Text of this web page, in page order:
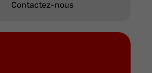
Contactez-nous